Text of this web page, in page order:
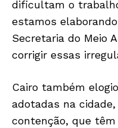
dificultam o
estamos
Secretaria do Meio
corrigir essas
Cairo também
adotadas na
contenção, que